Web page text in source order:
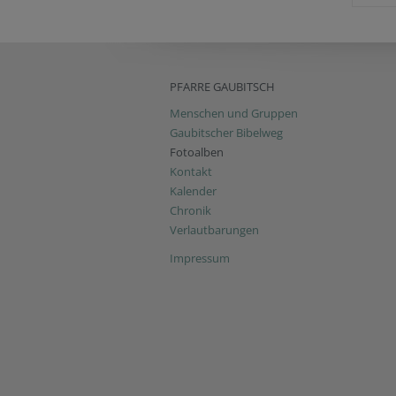
PFARRE GAUBITSCH
Menschen und Gruppen
Gaubitscher Bibelweg
Fotoalben
Kontakt
Kalender
Chronik
Verlautbarungen
Impressum